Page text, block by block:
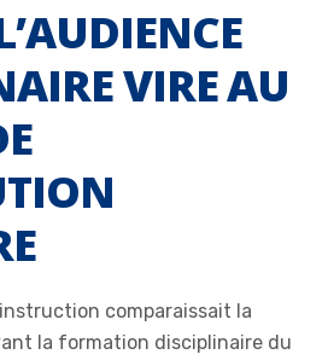
VIRE AU
comparaissait la
la formation disciplinaire du